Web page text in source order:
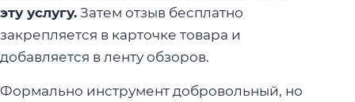
эту услугу. Затем отзыв бесплатно
закрепляется в карточке товара и
добавляется в ленту обзоров.
Формально инструмент добровольный, но